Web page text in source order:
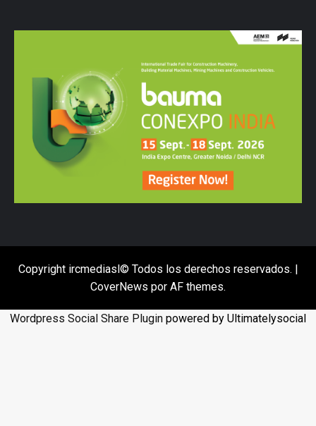
Copyright ircmediasl© Todos los derechos reservados. |
CoverNews por AF themes.
Wordpress Social Share Plugin powered by Ultimatelysocial